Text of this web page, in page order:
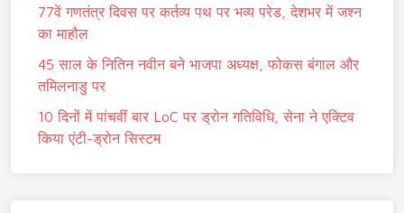
77वें गणतंत्र दिवस पर कर्तव्य पथ पर भव्य परेड, देशभर में जश्न
का माहौल
45 साल के नितिन नवीन बने भाजपा अध्यक्ष, फोकस बंगाल और
तमिलनाडु पर
10 दिनों में पांचवीं बार LoC पर ड्रोन गतिविधि, सेना ने एक्टिव
किया एंटी-ड्रोन सिस्टम